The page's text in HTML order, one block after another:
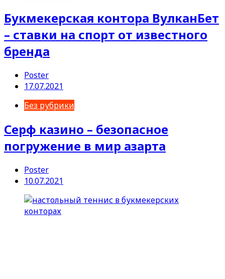
Букмекерская контора ВулканБет
– ставки на спорт от известного
бренда
Poster
17.07.2021
Без рубрики
Серф казино – безопасное
погружение в мир азарта
Poster
10.07.2021